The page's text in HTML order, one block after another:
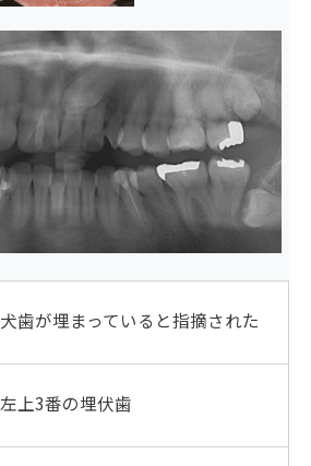
犬歯が埋まっていると指摘された
左上3番の埋伏歯